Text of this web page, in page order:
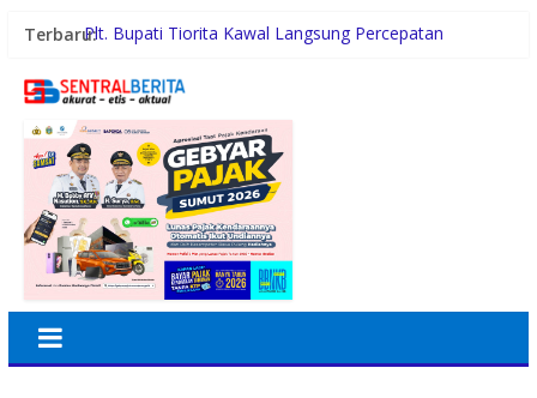
Terbaru:Plt. Bupati Tiorita Kawal Langsung Percepatan
Swiss-Belhotel Rainforest: Oase Tropis di Tengah
Gugik.id Perkuat Infrastruktur IT Nasional Lewat
Layanan Distributor Server Enterprise
Pengurus Putra Putri Hakka Jakarta (PPHJ) Periode
2026-2030 Resmi Dilantik, Komitmen Lestarikan
Budaya dan Berkontribusi bagi Masyarakat
Infrastruktur Jalan Manggis–Kelapa Bajohom Serbajadi
Dibenahi, Wabup Sergai: Dukung Mobilitas dan